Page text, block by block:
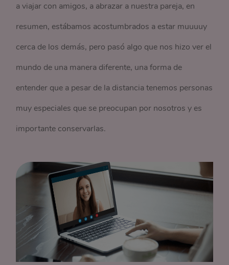
a viajar con amigos, a abrazar a nuestra pareja, en
resumen, estábamos acostumbrados a estar muuuuy
cerca de los demás, pero pasó algo que nos hizo ver el
mundo de una manera diferente, una forma de
entender que a pesar de la distancia tenemos personas
muy especiales que se preocupan por nosotros y es
importante conservarlas.